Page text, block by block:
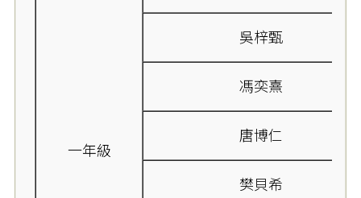
一年級
吳梓甄
馮奕熹
唐博仁
樊貝希